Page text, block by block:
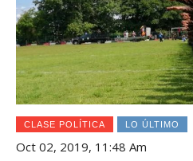
CLASE POLÍTICA LO ÚLTIMO
Oct 02, 2019, 11:48 Am